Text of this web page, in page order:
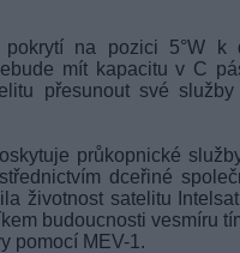
na pozici 5°W k
mít kapacitu v C
přesunout své
průkopnické
dceřiné
životnost satelitu
budoucnosti vesmíru
pomocí MEV-1.